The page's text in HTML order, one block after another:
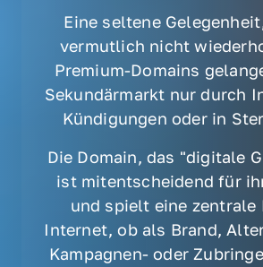
Eine seltene
vermutlich nicht
Premium-Domains
Sekundärmarkt nur durch
Kündigungen oder in
Die Domain, das "digitale
ist mitentscheidend für
und spielt eine zentrale
Internet, ob als Brand,
Kampagnen- oder